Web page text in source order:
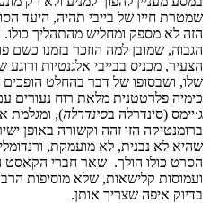
שמטרת חייו של בייבי תהיה, היעד
הזה לא מספק ומחליש מהתהליך
הגבוה, שמובן למה הוזכר בזמנו כשם
הצעיר, מכניס בבייבי אלגנטיות
שלו, ושבסופו של דבר בהחלט הופכים
כימיה פלרטטנית מלאת רוח נעורים
ג׳יימס (סינדרלה בסינדרלה), ומגלמת
ברומנטיקה הזו זהה וקשורה באופן
שהיא לא נבנית, לא מועמקת,
הסרט כולו הולך. שאר חברי הקאסט
ועמוסות קלישאות, שלא מוסיפות
בדיוק איפה שצריך אותן.